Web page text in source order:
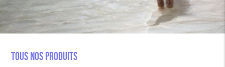
Tous nos produits